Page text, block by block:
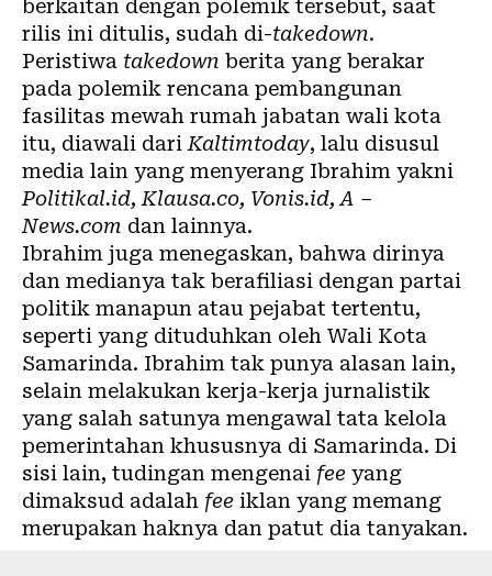
berkaitan dengan polemik tersebut, saat
rilis ini ditulis, sudah di-takedown.
Peristiwa takedown berita yang berakar
pada polemik rencana pembangunan
fasilitas mewah rumah jabatan wali kota
itu, diawali dari Kaltimtoday, lalu disusul
media lain yang menyerang Ibrahim yakni
Politikal.id, Klausa.co, Vonis.id, A –
News.com dan lainnya.
Ibrahim juga menegaskan, bahwa dirinya
dan medianya tak berafiliasi dengan partai
politik manapun atau pejabat tertentu,
seperti yang dituduhkan oleh Wali Kota
Samarinda. Ibrahim tak punya alasan lain,
selain melakukan kerja-kerja jurnalistik
yang salah satunya mengawal tata kelola
pemerintahan khususnya di Samarinda. Di
sisi lain, tudingan mengenai fee yang
dimaksud adalah fee iklan yang memang
merupakan haknya dan patut dia tanyakan.